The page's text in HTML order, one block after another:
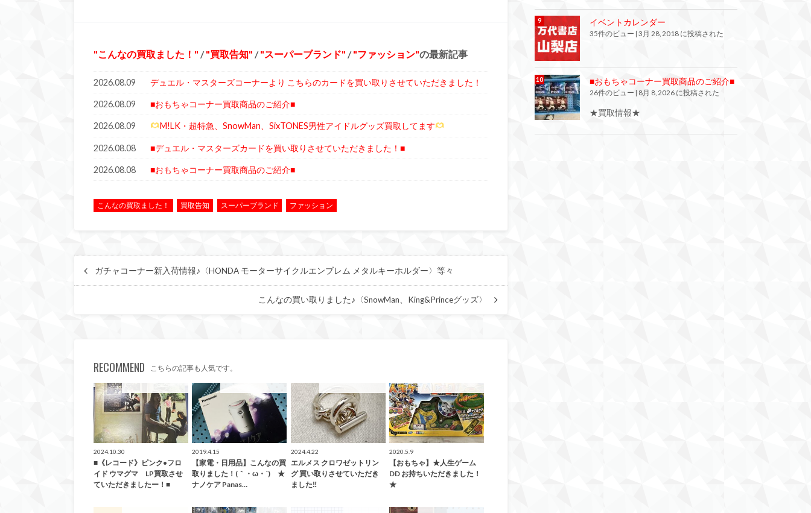
こんなの買取ました！ / 買取告知 / スーパーブランド / ファッション の最新記事
2026.08.09 デュエル・マスターズコーナーより こちらのカードを買い取りさせていただきました！
2026.08.09 ■おもちゃコーナー買取商品のご紹介■
2026.08.09 M!LK・超特急、SnowMan、SixTONES男性アイドルグッズ買取してます
2026.08.08 ■デュエル・マスターズカードを買い取りさせていただきました！■
2026.08.08 ■おもちゃコーナー買取商品のご紹介■
こんなの買取ました！ 買取告知 スーパーブランド ファッション
ガチャコーナー新入荷情報♪〈HONDA モーターサイクルエンブレム メタルキーホルダー〉等々
こんなの買い取りました♪〈SnowMan、King&Princeグッズ〉
RECOMMEND こちらの記事も人気です。
2024.10.30
■《レコード》ピンク•フロ
イド ウマグマ LP買取させ
ていただきましたー！■
2019.4.15
【家電・日用品】こんなの買
取りました！(｀・ω・´)ゞ★
ナノケア Panas…
2024.4.22
エルメス クロワゼットリン
グ 買い取りさせていただき
ました‼︎
2020.5.9
【おもちゃ】★人生ゲーム
DD お持ちいただきました！
★
イベントカレンダー
35件のビュー 3月 28, 2018 に投稿された
■おもちゃコーナー買取商品のご紹介■
26件のビュー | 8月 8, 2026 に投稿された
★買取情報★